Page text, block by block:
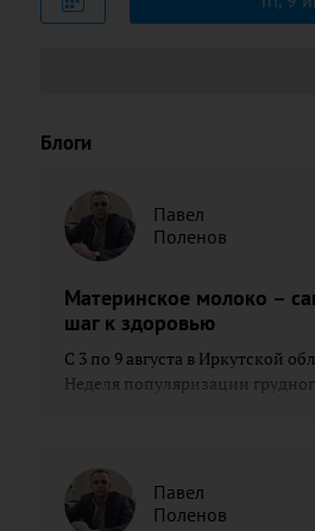
Блоги
Павел
Поленов
Материнское молоко –
шаг к здоровью
С 3 по 9 августа в Иркутской
Неделя популяризации
Павел
Поленов